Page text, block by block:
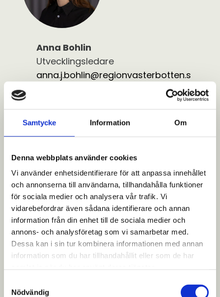
Samtycke Information Om
Denna webbplats använder cookies
Vi använder enhetsidentifierare för att anpassa innehållet
och annonserna till användarna, tillhandahålla funktioner
för sociala medier och analysera vår trafik. Vi
vidarebefordrar även sådana identifierare och annan
information från din enhet till de sociala medier och
annons- och analysföretag som vi samarbetar med.
Dessa kan i sin tur kombinera informationen med annan
information som du har tillhandahållit eller som de har
Nödvändig
Anna Bohlin
Utvecklingsledare
anna.j.bohlin@regionvasterbotten.s
Kärnområden
Äldre